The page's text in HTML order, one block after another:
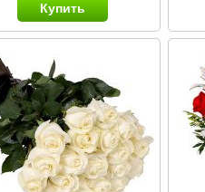
Купить